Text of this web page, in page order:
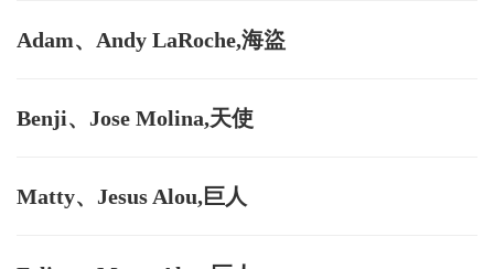
Adam、Andy LaRoche,海盜
Benji、Jose Molina,天使
Matty、Jesus Alou,巨人